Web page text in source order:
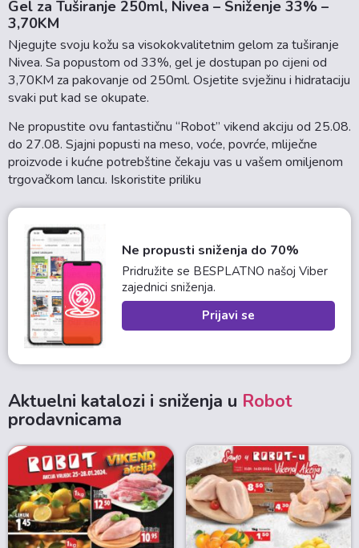
Gel za Tuširanje 250ml, Nivea – Sniženje 33% –
3,70KM
Njegujte svoju kožu sa visokokvalitetnim gelom za tuširanje
Nivea. Sa popustom od 33%, gel je dostupan po cijeni od
3,70KM za pakovanje od 250ml. Osjetite svježinu i hidrataciju
svaki put kad se okupate.
Ne propustite ovu fantastičnu “Robot” vikend akciju od 25.08.
do 27.08. Sjajni popusti na meso, voće, povrće, mliječne
proizvode i kućne potrebštine čekaju vas u vašem omiljenom
trgovačkom lancu. Iskoristite priliku
Ne propusti sniženja do 70%
Pridružite se BESPLATNO našoj Viber
zajednici sniženja.
Prijavi se
Aktuelni katalozi i sniženja u Robot
prodavnicama